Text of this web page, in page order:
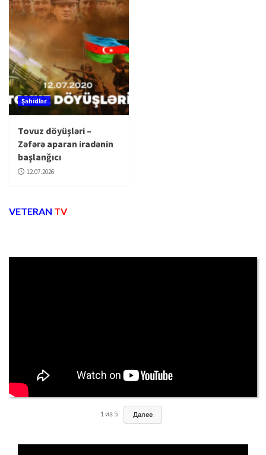
Şəhidlər
Tovuz döyüşləri –
Zəfərə aparan iradənin
başlanğıcı
12.07.2026
VETERAN TV
1 из5 Далее